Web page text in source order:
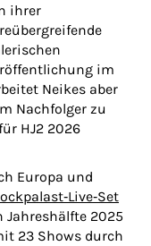
ihrer
im
Neikes aber
Nachfolger zu
HJ2 2026
Europa und
Jahreshälfte 2025
23 Shows durch